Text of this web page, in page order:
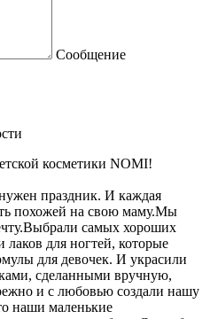
Сообщение
косметики NOMI!
праздник. И каждая
похожей на свою маму.Мы
самых хороших
лаков для ногтей, которые
для девочек. И украсили
сделанными вручную,
и с любовью создали нашу
наши маленькие